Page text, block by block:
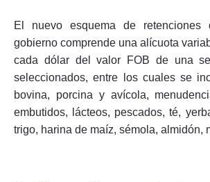
Mercados
Seguinos
El nuevo esquema de retenciones
gobierno comprende una alícuota
cada dólar del valor FOB de una
seleccionados, entre los cuales se
bovina, porcina y avícola,
embutidos, lácteos, pescados, té,
trigo, harina de maíz, sémola, almidón,